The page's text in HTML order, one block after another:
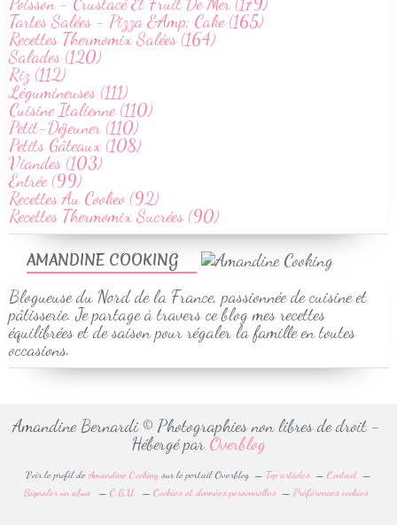
AMANDINE COOKING
Blogueuse du Nord de la France, passionnée de cuisine et
pâtisserie. Je partage à travers ce blog mes recettes
équilibrées et de saison pour régaler la famille en toutes
occasions.
Tartes Salées - Pizza &Amp; Cake (165)
Recettes Thermomix Salées (164)
Salades (120)
Riz (112)
Légumineuses (111)
Cuisine Italienne (110)
Petit-Déjeuner (110)
Petits Gâteaux (108)
Viandes (103)
Entrée (99)
Recettes Au Cookeo (92)
Recettes Thermomix Sucrées (90)
Amandine Bernardi © Photographies non libres de droit -
Hébergé par Overblog
Voir le profil de Amandine Cooking sur le portail Overblog Top articles
Contact
Signaler un abus
C.G.U. Cookies et données personnelles Préférences cookies